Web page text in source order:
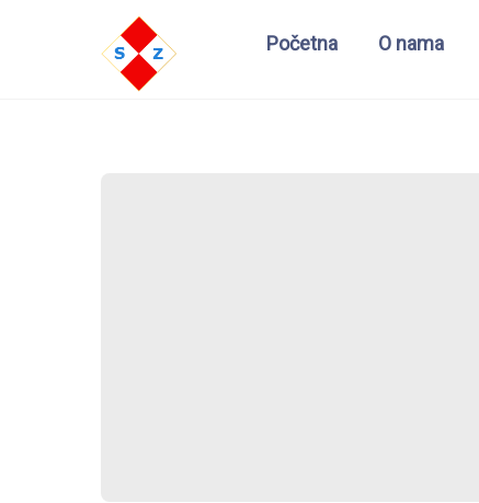
Početna O nama